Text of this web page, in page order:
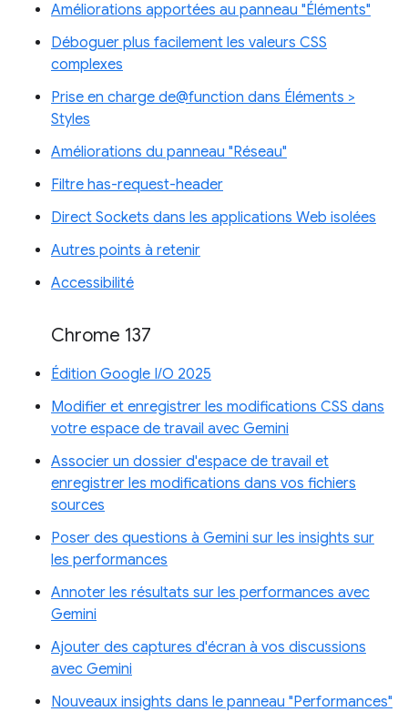
Améliorations apportées au panneau "Éléments"
Déboguer plus facilement les valeurs CSS
complexes
Prise en charge de@function dans Éléments >
Styles
Améliorations du panneau "Réseau"
Filtre has-request-header
Direct Sockets dans les applications Web isolées
Autres points à retenir
Accessibilité
Chrome 137
Édition Google I/O 2025
Modifier et enregistrer les modifications CSS dans
votre espace de travail avec Gemini
Associer un dossier d'espace de travail et
enregistrer les modifications dans vos fichiers
sources
Poser des questions à Gemini sur les insights sur
les performances
Annoter les résultats sur les performances avec
Gemini
Ajouter des captures d'écran à vos discussions
avec Gemini
Nouveaux insights dans le panneau "Performances"